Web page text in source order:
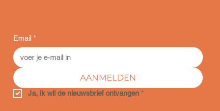
Email *
AANMELDEN
Ja, ik wil de nieuwsbrief ontvangen *